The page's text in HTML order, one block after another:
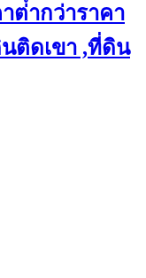
ต่ํากว่าราคา
ติดเขา ,ที่ดิน